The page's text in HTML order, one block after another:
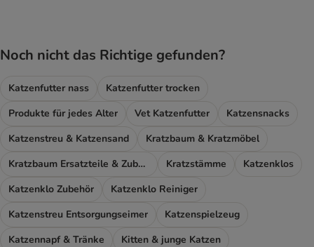
Noch nicht das Richtige gefunden?
Katzenfutter nass
Katzenfutter trocken
Produkte für jedes Alter
Vet Katzenfutter
Katzensnacks
Katzenstreu & Katzensand
Kratzbaum & Kratzmöbel
Kratzbaum Ersatzteile & Zubehör
Kratzstämme
Katzenklos
Katzenklo Zubehör
Katzenklo Reiniger
Katzenstreu Entsorgungseimer
Katzenspielzeug
Katzennapf & Tränke
Kitten & junge Katzen